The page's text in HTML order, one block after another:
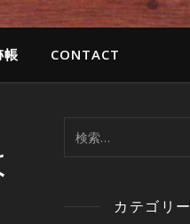
帳 CONTACT
カテゴリー